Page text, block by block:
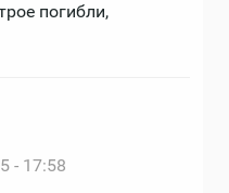
погибли,
- 17:58